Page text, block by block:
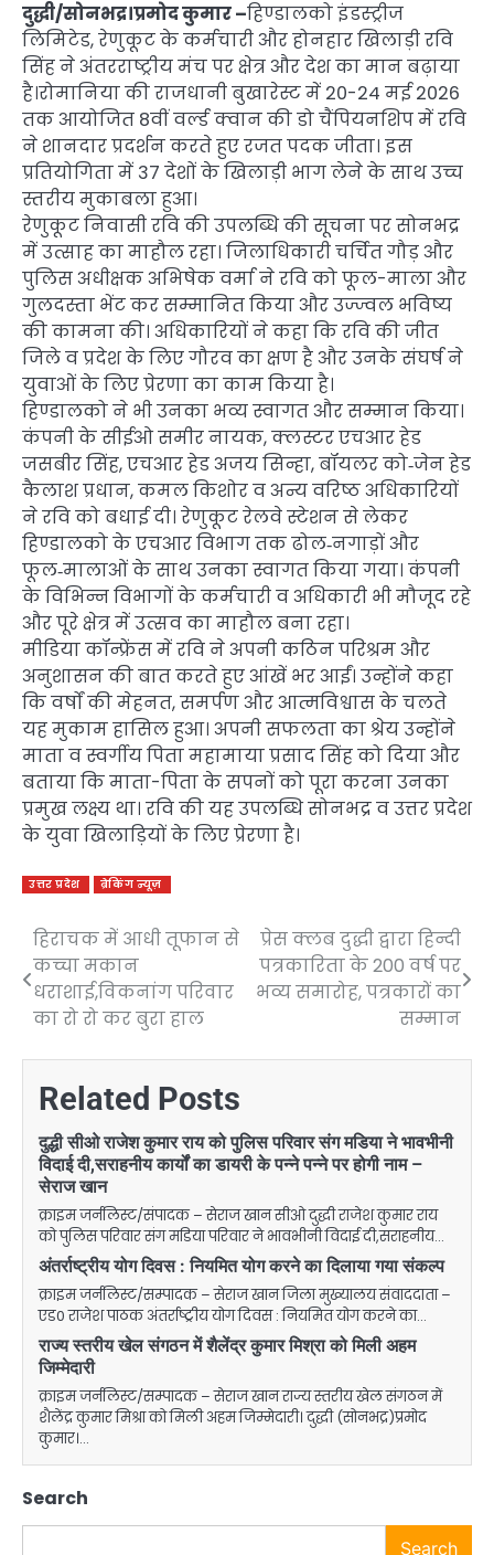
दुद्धी/सोनभद्र।प्रमोद कुमार –हिण्डालको इंडस्ट्रीज
लिमिटेड, रेणुकूट के कर्मचारी और होनहार खिलाड़ी रवि
सिंह ने अंतरराष्ट्रीय मंच पर क्षेत्र और देश का मान बढ़ाया
है।रोमानिया की राजधानी बुखारेस्ट में 20-24 मई 2026
तक आयोजित 8वीं वर्ल्ड क्वान की डो चैंपियनशिप में रवि
ने शानदार प्रदर्शन करते हुए रजत पदक जीता। इस
प्रतियोगिता में 37 देशों के खिलाड़ी भाग लेने के साथ उच्च
स्तरीय मुकाबला हुआ।
रेणुकूट निवासी रवि की उपलब्धि की सूचना पर सोनभद्र
में उत्साह का माहौल रहा। जिलाधिकारी चर्चित गौड़ और
पुलिस अधीक्षक अभिषेक वर्मा ने रवि को फूल-माला और
गुलदस्ता भेंट कर सम्मानित किया और उज्ज्वल भविष्य
की कामना की। अधिकारियों ने कहा कि रवि की जीत
जिले व प्रदेश के लिए गौरव का क्षण है और उनके संघर्ष ने
युवाओं के लिए प्रेरणा का काम किया है।
हिण्डालको ने भी उनका भव्य स्वागत और सम्मान किया।
कंपनी के सीईओ समीर नायक, क्लस्टर एचआर हेड
जसबीर सिंह, एचआर हेड अजय सिन्हा, बॉयलर को‑जेन हेड
कैलाश प्रधान, कमल किशोर व अन्य वरिष्ठ अधिकारियों
ने रवि को बधाई दी। रेणुकूट रेलवे स्टेशन से लेकर
हिण्डालको के एचआर विभाग तक ढोल‑नगाड़ों और
फूल‑मालाओं के साथ उनका स्वागत किया गया। कंपनी
के विभिन्न विभागों के कर्मचारी व अधिकारी भी मौजूद रहे
और पूरे क्षेत्र में उत्सव का माहौल बना रहा।
मीडिया कॉन्फ्रेंस में रवि ने अपनी कठिन परिश्रम और
अनुशासन की बात करते हुए आंखें भर आईं। उन्होंने कहा
कि वर्षों की मेहनत, समर्पण और आत्मविश्वास के चलते
यह मुकाम हासिल हुआ। अपनी सफलता का श्रेय उन्होंने
माता व स्वर्गीय पिता महामाया प्रसाद सिंह को दिया और
बताया कि माता-पिता के सपनों को पूरा करना उनका
प्रमुख लक्ष्य था। रवि की यह उपलब्धि सोनभद्र व उत्तर प्रदेश
के युवा खिलाड़ियों के लिए प्रेरणा है।
उत्तर प्रदेश ब्रेकिंग न्यूज़
Post
navigation
हिराचक में आधी तूफान से
कच्चा मकान
धराशाई,विकनांग परिवार
का रो रो कर बुरा हाल
प्रेस क्लब दुद्धी द्वारा हिन्दी
पत्रकारिता के 200 वर्ष पर
भव्य समारोह, पत्रकारों का
सम्मान
Related Posts
दुद्धी सीओ राजेश कुमार राय को पुलिस परिवार संग मडिया ने भावभीनी
विदाई दी,सराहनीय कार्यों का डायरी के पन्ने पन्ने पर होगी नाम –
सेराज खान
क्राइम जर्नलिस्ट/संपादक – सेराज खान सीओ दुद्धी राजेश कुमार राय
को पुलिस परिवार संग मडिया परिवार ने भावभीनी विदाई दी,सराहनीय…
अंतर्राष्ट्रीय योग दिवस : नियमित योग करने का दिलाया गया संकल्प
क्राइम जर्नलिस्ट/सम्पादक – सेराज खान जिला मुख्यालय संवाददाता –
एड0 राजेश पाठक अंतर्राष्ट्रीय योग दिवस : नियमित योग करने का…
राज्य स्तरीय खेल संगठन में शैलेंद्र कुमार मिश्रा को मिली अहम
जिम्मेदारी
क्राइम जर्नलिस्ट/सम्पादक – सेराज खान राज्य स्तरीय खेल संगठन में
शैलेंद्र कुमार मिश्रा को मिली अहम जिम्मेदारी। दुद्धी (सोनभद्र)प्रमोद
कुमार।…
Search
Search